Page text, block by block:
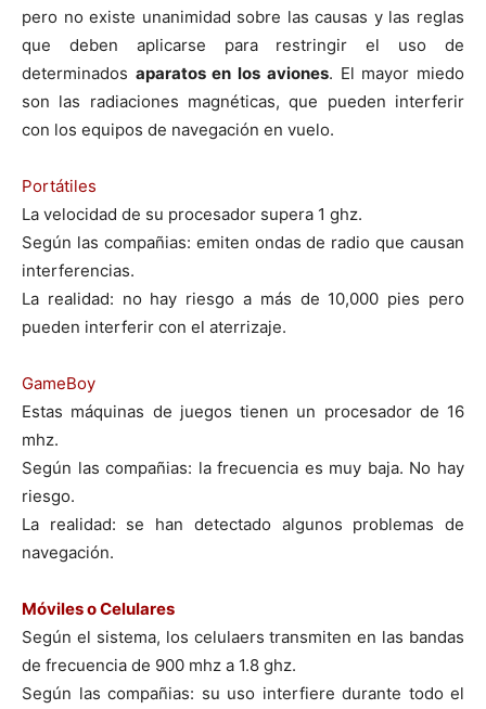
pero no existe unanimidad sobre las causas y las reglas
que deben aplicarse para restringir el uso de
determinados aparatos en los aviones. El mayor miedo
son las radiaciones magnéticas, que pueden interferir
con los equipos de navegación en vuelo.
Portátiles
La velocidad de su procesador supera 1 ghz.
Según las compañias: emiten ondas de radio que causan
interferencias.
La realidad: no hay riesgo a más de 10,000 pies pero
pueden interferir con el aterrizaje.
GameBoy
Estas máquinas de juegos tienen un procesador de 16
mhz.
Según las compañias: la frecuencia es muy baja. No hay
riesgo.
La realidad: se han detectado algunos problemas de
navegación.
Móviles o Celulares
Según el sistema, los celulaers transmiten en las bandas
de frecuencia de 900 mhz a 1.8 ghz.
Según las compañias: su uso interfiere durante todo el